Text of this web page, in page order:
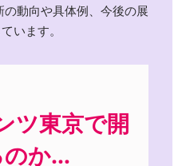
動向や具体例、今後の展
います。
ツ東京で開
のか…